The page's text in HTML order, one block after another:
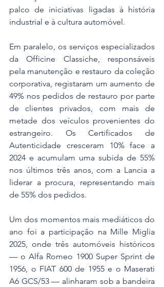
palco de iniciativas ligadas à história
industrial e à cultura automóvel.
Em paralelo, os serviços especializados
da Officine Classiche, responsáveis
pela manutenção e restauro da coleção
corporativa, registaram um aumento de
49% nos pedidos de restauro por parte
de clientes privados, com mais de
metade dos veículos provenientes do
estrangeiro. Os Certificados de
Autenticidade cresceram 10% face a
2024 e acumulam uma subida de 55%
nos últimos três anos, com a Lancia a
liderar a procura, representando mais
de 55% dos pedidos.
Um dos momentos mais mediáticos do
ano foi a participação na Mille Miglia
2025, onde três automóveis históricos
— o Alfa Romeo 1900 Super Sprint de
1956, o FIAT 600 de 1955 e o Maserati
A6 GCS/53 — alinharam sob a bandeira